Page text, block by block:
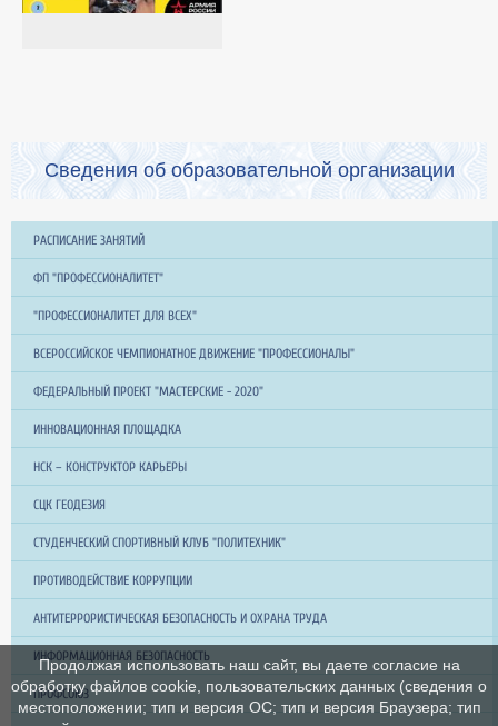
Сведения об образовательной организации
РАСПИСАНИЕ ЗАНЯТИЙ
ФП "ПРОФЕССИОНАЛИТЕТ"
"ПРОФЕССИОНАЛИТЕТ ДЛЯ ВСЕХ"
ВСЕРОССИЙСКОЕ ЧЕМПИОНАТНОЕ ДВИЖЕНИЕ "ПРОФЕССИОНАЛЫ"
ФЕДЕРАЛЬНЫЙ ПРОЕКТ "МАСТЕРСКИЕ - 2020"
ИННОВАЦИОННАЯ ПЛОЩАДКА
НСК – КОНСТРУКТОР КАРЬЕРЫ
СЦК ГЕОДЕЗИЯ
СТУДЕНЧЕСКИЙ СПОРТИВНЫЙ КЛУБ "ПОЛИТЕХНИК"
ПРОТИВОДЕЙСТВИЕ КОРРУПЦИИ
АНТИТЕРРОРИСТИЧЕСКАЯ БЕЗОПАСНОСТЬ И ОХРАНА ТРУДА
ИНФОРМАЦИОННАЯ БЕЗОПАСНОСТЬ
ПРОФСОЮЗ
Продолжая использовать наш сайт, вы даете согласие на
обработку файлов cookie, пользовательских данных (сведения о
местоположении; тип и версия ОС; тип и версия Браузера; тип